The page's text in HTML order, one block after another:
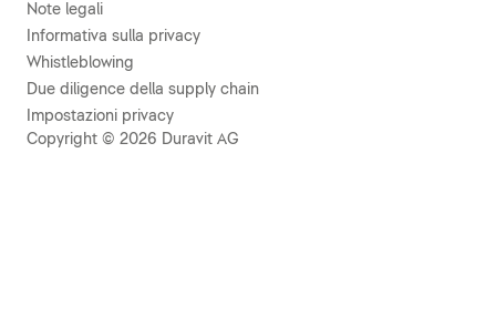
Note legali
Informativa sulla privacy
Whistleblowing
Due diligence della supply chain
Impostazioni privacy
Copyright © 2026 Duravit AG